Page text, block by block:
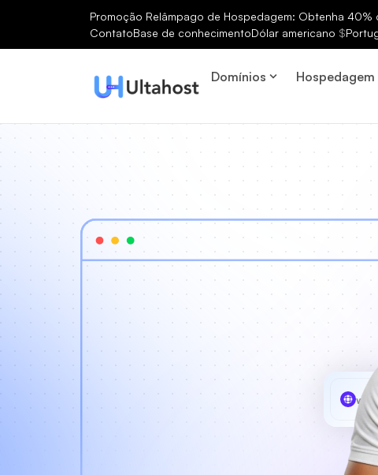
Promoção Relâmpago de Hospedagem: Obtenha
ContatoBase de conhecimentoDólar americano $
Domínios Hospedagem